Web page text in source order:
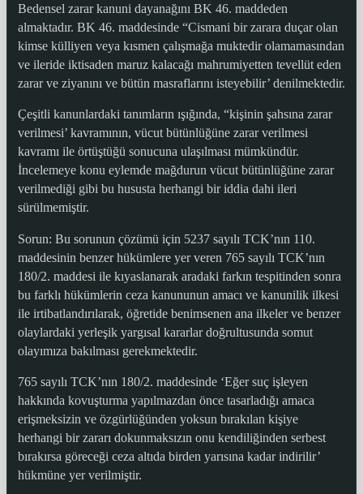
Bedensel zarar kanuni dayanağını BK 46. maddeden
almaktadır. BK 46. maddesinde “Cismani bir zarara duçar olan
kimse külliyen veya kısmen çalışmağa muktedir olamamasından
ve ileride iktisaden maruz kalacağı mahrumiyetten tevellüt eden
zarar ve ziyanını ve bütün masraflarını isteyebilir’ denilmektedir.
Çeşitli kanunlardaki tanımların ışığında, “kişinin şahsına zarar
verilmesi’ kavramının, vücut bütünlüğüne zarar verilmesi
kavramı ile örtüştüğü sonucuna ulaşılması mümkündür.
İncelemeye konu eylemde mağdurun vücut bütünlüğüne zarar
verilmediği gibi bu hususta herhangi bir iddia dahi ileri
sürülmemiştir.
Sorun: Bu sorunun çözümü için 5237 sayılı TCK’nın 110.
maddesinin benzer hükümlere yer veren 765 sayılı TCK’nın
180/2. maddesi ile kıyaslanarak aradaki farkın tespitinden sonra
bu farklı hükümlerin ceza kanununun amacı ve kanunilik ilkesi
ile irtibatlandırılarak, öğretide benimsenen ana ilkeler ve benzer
olaylardaki yerleşik yargısal kararlar doğrultusunda somut
olayımıza bakılması gerekmektedir.
765 sayılı TCK’nın 180/2. maddesinde ‘Eğer suç işleyen
hakkında kovuşturma yapılmazdan önce tasarladığı amaca
erişmeksizin ve özgürlüğünden yoksun bırakılan kişiye
herhangi bir zararı dokunmaksızın onu kendiliğinden serbest
bırakırsa göreceği ceza altıda birden yarısına kadar indirilir’
hükmüne yer verilmiştir.